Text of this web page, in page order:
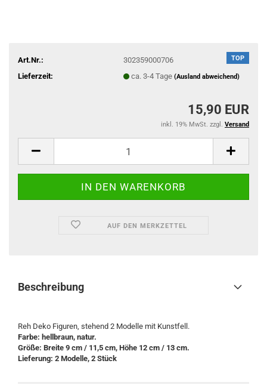
TOP
Art.Nr.:
302359000706
Lieferzeit:
ca. 3-4 Tage (Ausland abweichend)
15,90 EUR
inkl. 19% MwSt. zzgl. Versand
AUF DEN MERKZETTEL
Beschreibung
Reh Deko Figuren, stehend 2 Modelle mit Kunstfell.
Farbe: hellbraun, natur.
Größe: Breite 9 cm / 11,5 cm, Höhe 12 cm / 13 cm.
Lieferung: 2 Modelle, 2 Stück